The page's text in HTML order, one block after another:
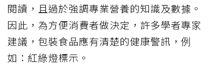
閱讀，且過於強調專業營養的知識及數據。
因此，為方便消費者做決定，許多學者專家
建議，包裝食品應有清楚的健康警訊，例
如：紅綠燈標示。